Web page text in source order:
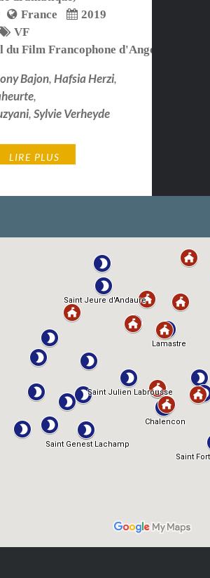
France
2019
VF
du Film Francophone d'Angoulême 2019
Bajon,Hafsia Herzi,
,
,Sylvie Verheyde
LIRE PLUS